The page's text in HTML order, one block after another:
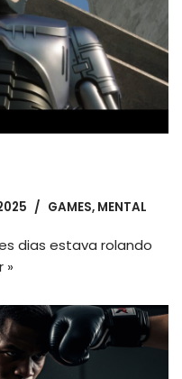
GAMES, MENTAL
dias estava rolando
»